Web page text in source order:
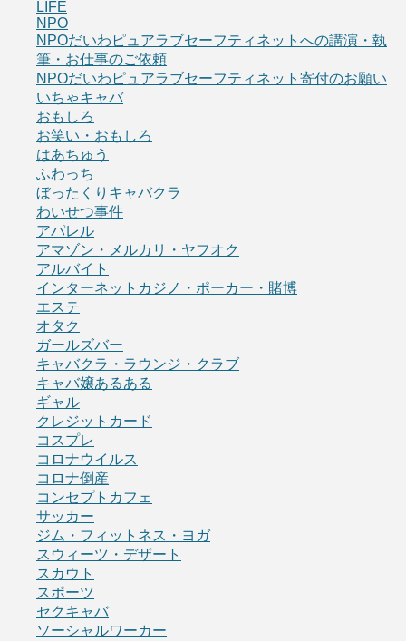
LIFE
NPO
NPOだいわピュアラブセーフティネットへの講演・執
筆・お仕事のご依頼
NPOだいわピュアラブセーフティネット寄付のお願い
いちゃキャバ
おもしろ
お笑い・おもしろ
はあちゅう
ふわっち
ぼったくりキャバクラ
わいせつ事件
アパレル
アマゾン・メルカリ・ヤフオク
アルバイト
インターネットカジノ・ポーカー・賭博
エステ
オタク
ガールズバー
キャバクラ・ラウンジ・クラブ
キャバ嬢あるある
ギャル
クレジットカード
コスプレ
コロナウイルス
コロナ倒産
コンセプトカフェ
サッカー
ジム・フィットネス・ヨガ
スウィーツ・デザート
スカウト
スポーツ
セクキャバ
ソーシャルワーカー